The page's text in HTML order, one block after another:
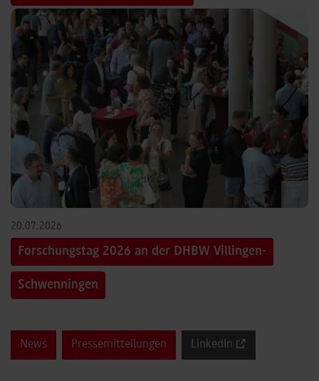
20.07.2026
Forschungstag 2026 an der DHBW Villingen-
Schwenningen
News Pressemitteilungen LinkedIn